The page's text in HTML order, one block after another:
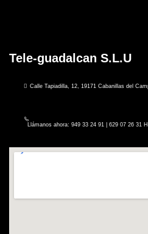
Tele-guadalcan S.L.U
Calle Tapiadilla, 12, 19171 Cabanillas del
Llámanos ahora: 949 33 24 91 | 629 07 26 31